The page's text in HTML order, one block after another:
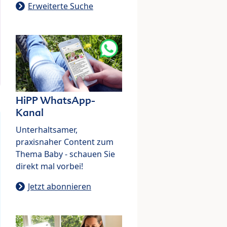
Erweiterte Suche
HiPP WhatsApp-
Kanal
Unterhaltsamer,
praxisnaher Content zum
Thema Baby - schauen Sie
direkt mal vorbei!
Jetzt abonnieren